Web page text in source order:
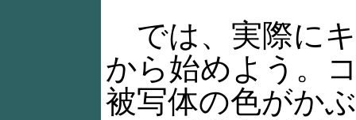
では、実際に
から始めよう。
被写体の色がか